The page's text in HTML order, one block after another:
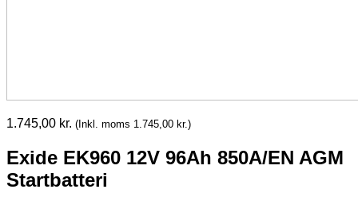
1.745,00 kr. (Inkl. moms 1.745,00 kr.)
Exide EK960 12V 96Ah 850A/EN AGM
Startbatteri